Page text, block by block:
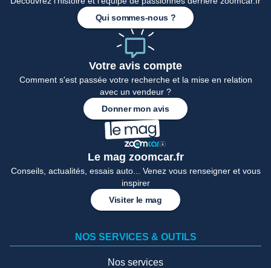
Qui sommes-nous ?
Votre avis compte
Comment s'est passée votre recherche et la mise en relation
avec un vendeur ?
Donner mon avis
Le mag zoomcar.fr
Conseils, actualités, essais auto... Venez vous renseigner et vous
inspirer
Visiter le mag
NOS SERVICES & OUTILS
Nos services